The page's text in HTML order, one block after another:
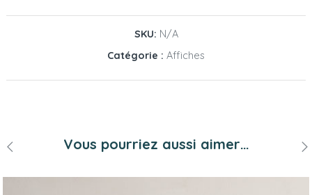
SKU: N/A
Catégorie : Affiches
Vous pourriez aussi aimer…